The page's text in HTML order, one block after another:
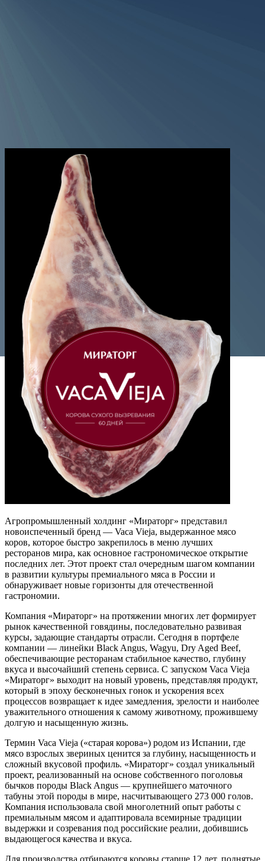
Агропромышленный холдинг «Мираторг» представил
новоиспеченный бренд — Vaca Vieja, выдержанное мясо
коров, которое быстро закрепилось в меню лучших
ресторанов мира, как основное гастрономическое открытие
последних лет. Этот проект стал очередным шагом компании
в развитии культуры премиального мяса в России и
обнаруживает новые горизонты для отечественной
гастрономии.
Компания «Мираторг» на протяжении многих лет формирует
рынок качественной говядины, последовательно развивая
курсы, задающие стандарты отрасли. Сегодня в портфеле
компании — линейки Black Angus, Wagyu, Dry Aged Beef,
обеспечивающие ресторанам стабильное качество, глубину
вкуса и высочайший степень сервиса. С запуском Vaca Vieja
«Мираторг» выходит на новый уровень, представляя продукт,
который в эпоху бесконечных гонок и ускорения всех
процессов возвращает к идее замедления, зрелости и наиболее
уважительного отношения к самому животному, прожившему
долгую и насыщенную жизнь.
Термин Vaca Vieja («старая корова») родом из Испании, где
мясо взрослых звериных ценится за глубину, насыщенность и
сложный вкусовой профиль. «Мираторг» создал уникальный
проект, реализованный на основе собственного поголовья
бычков породы Black Angus — крупнейшего маточного
табуны этой породы в мире, насчитывающего 273 000 голов.
Компания использовала свой многолетний опыт работы с
премиальным мясом и адаптировала всемирные традиции
выдержки и созревания под российские реалии, добившись
выдающегося качества и вкуса.